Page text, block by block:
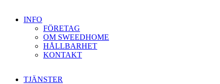
INFO
FÖRETAG
OM SWEEDHOME
HÅLLBARHET
KONTAKT
TJÄNSTER